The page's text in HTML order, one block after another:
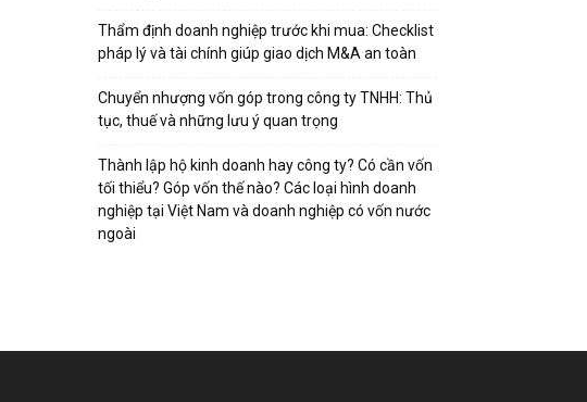
Thẩm định doanh nghiệp trước khi mua: Checklist
pháp lý và tài chính giúp giao dịch M&A an toàn
Chuyển nhượng vốn góp trong công ty TNHH: Thủ
tục, thuế và những lưu ý quan trọng
Thành lập hộ kinh doanh hay công ty? Có cần vốn
tối thiểu? Góp vốn thế nào? Các loại hình doanh
nghiệp tại Việt Nam và doanh nghiệp có vốn nước
ngoài